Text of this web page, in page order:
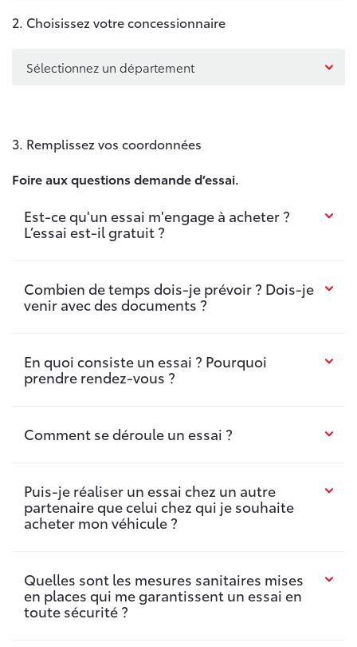
2. Choisissez votre concessionnaire
Sélectionnez un département
3. Remplissez vos coordonnées
Foire aux questions demande d’essai.
Est-ce qu'un essai m'engage à acheter ?
L’essai est-il gratuit ?
Combien de temps dois-je prévoir ? Dois-je
venir avec des documents ?
En quoi consiste un essai ? Pourquoi
prendre rendez-vous ?
Comment se déroule un essai ?
Puis-je réaliser un essai chez un autre
partenaire que celui chez qui je souhaite
acheter mon véhicule ?
Quelles sont les mesures sanitaires mises
en places qui me garantissent un essai en
toute sécurité ?